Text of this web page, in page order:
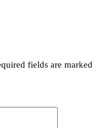
fields are marked